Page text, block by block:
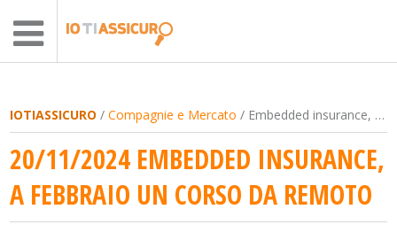
IOTIASSICURO /Compagnie e Mercato / Embedded insurance, a febbraio un corso da remoto
20/11/2024 EMBEDDED INSURANCE,
A FEBBRAIO UN CORSO DA REMOTO